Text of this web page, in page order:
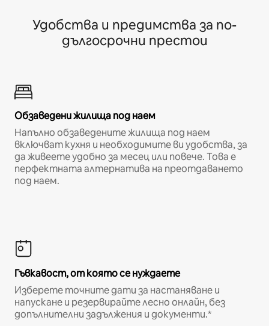
Удобства и предимства за по-
дългосрочни престои
Обзаведени жилища под наем
Напълно обзаведените жилища под наем
включват кухня и необходимите ви удобства, за
да живеете удобно за месец или повече. Това е
перфектната алтернатива на преотдаването
под наем.
Гъвкавост, от която се нуждаете
Изберете точните дати за настаняване и
напускане и резервирайте лесно онлайн, без
допълнителни задължения и документи.*